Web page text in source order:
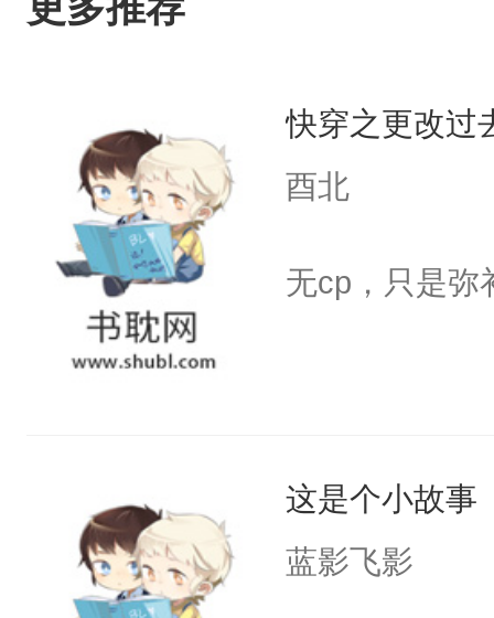
快穿之更改过
酉北
无cp，只是弥
这是个小故事
蓝影飞影